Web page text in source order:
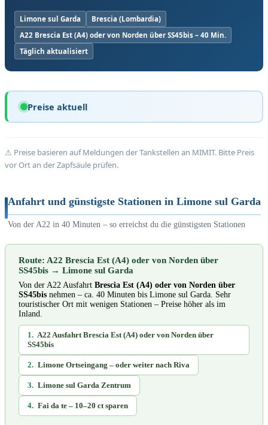
Limone sul Garda
Brescia (Lombardia)
A22 Brescia Est (A4) oder von Norden über SS45bis – 40 Min.
Täglich aktualisiert
Preise aktuell
⚠ Preise basieren auf Meldungen der Tankstellen an MIMIT. Bitte Preis
vor Ort an der Zapfsäule prüfen.
Anfahrt und günstigste Stationen in Limone sul Garda
Von der A22 in 40 Minuten – so erreichst du die günstigsten Stationen
Route: A22 Brescia Est (A4) oder von Norden über
SS45bis → Limone sul Garda
Von der A22 Ausfahrt Brescia Est (A4) oder von Norden über
SS45bis nehmen – ca. 40 Minuten bis Limone sul Garda. Sehr
touristischer Ort mit wenigen Stationen – Preise höher als im
Inland.
1. A22 Ausfahrt Brescia Est (A4) oder von Norden über
SS45bis
2. Limone Ortseingang – oder weiter nach Riva
3. Limone sul Garda Zentrum
4. Fai da te – 10–20 ct sparen